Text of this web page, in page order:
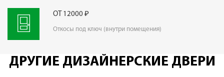
ОТ 12000 ₽
Откосы под ключ (внутри помещения)
ДРУГИЕ ДИЗАЙНЕРСКИЕ ДВЕРИ